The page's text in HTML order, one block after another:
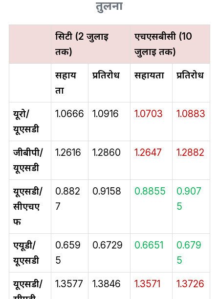
तुलना
सिटी (2 जुलाई
तक)
एचएसबीसी (10
जुलाई तक)
सहाय
ता
प्रतिरोध सहायता प्रतिरोध
यूरो/
यूएसडी
1.0666 1.0916 1.0703 1.0883
जीबीपी/
यूएसडी
1.2616 1.2860 1.2647 1.2882
यूएसडी/
सीएचए
फ
0.882
7
0.9158 0.8855
0.907
5
एयूडी/
यूएसडी
0.659
5
0.6729 0.6651
0.679
5
यूएसडी/
1.3577 1.3846 1.3571 1.3726